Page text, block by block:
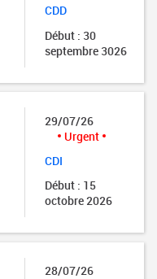
CDD
Début : 30
septembre 3026
29/07/26
Urgent
CDI
Début : 15
octobre 2026
28/07/26